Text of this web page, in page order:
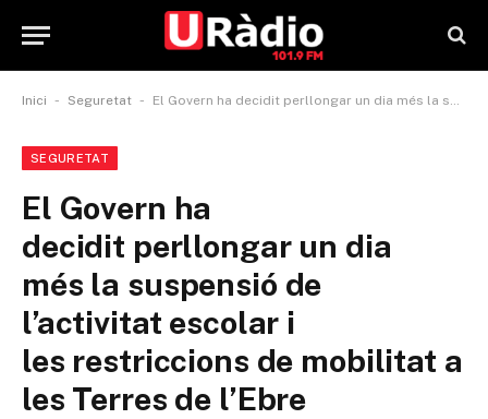
Inici - Seguretat - El Govern ha decidit perllongar un dia més la suspensió de l’activitat escolar i les restriccions de mobilitat a les Terres de l’Ebre
SEGURETAT
El Govern ha
decidit perllongar un dia
més la suspensió de
l’activitat escolar i
les restriccions de mobilitat a
les Terres de l’Ebre